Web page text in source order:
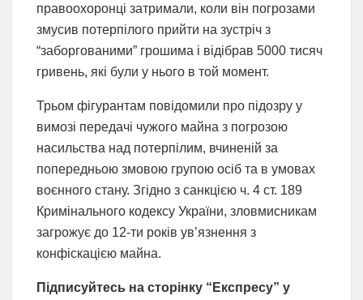
правоохоронці затримали, коли він погрозами
змусив потерпілого прийти на зустріч з
“заборгованими” грошима і відібрав 5000 тисяч
гривень, які були у нього в той момент.
Трьом фігурантам повідомили про підозру у
вимозі передачі чужого майна з погрозою
насильства над потерпілим, вчиненій за
попередньою змовою групою осіб та в умовах
воєнного стану. Згідно з санкцією ч. 4 ст. 189
Кримінального кодексу України, зловмисникам
загрожує до 12-ти років ув’язнення з
конфіскацією майна.
Підписуйтесь на сторінку “Експресу” у